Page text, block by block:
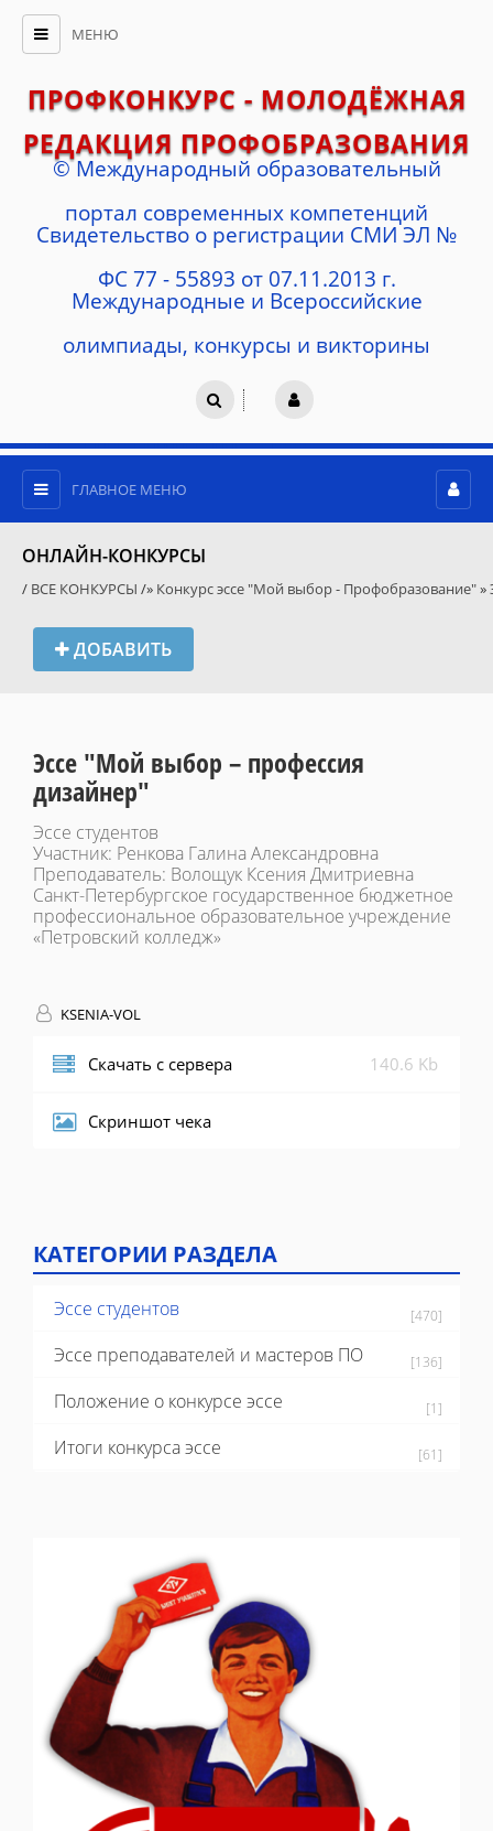
МЕНЮ
ПРОФКОНКУРС - МОЛОДЁЖНАЯ
РЕДАКЦИЯ ПРОФОБРАЗОВАНИЯ
© Международный образовательный
портал современных компетенций
Cвидетельство о регистрации СМИ ЭЛ №
ФС 77 - 55893 от 07.11.2013 г.
Международные и Всероссийские
олимпиады, конкурсы и викторины
ГЛАВНОЕ МЕНЮ
ОНЛАЙН-КОНКУРСЫ
/ ВСЕ КОНКУРСЫ /» Конкурс эссе "Мой выбор - Профобразование"»
ДОБАВИТЬ
Эссе "Мой выбор – профессия
дизайнер"
Эссе студентов
Участник: Ренкова Галина Александровна
Преподаватель: Волощук Ксения Дмитриевна
Санкт-Петербургское государственное бюджетное
профессиональное образовательное учреждение
«Петровский колледж»
KSENIA-VOL
Скачать с сервера 140.6 Kb
Скриншот чека
КАТЕГОРИИ РАЗДЕЛА
Эссе студентов [470]
Эссе преподавателей и мастеров ПО [136]
Положение о конкурсе эссе [1]
Итоги конкурса эссе [61]